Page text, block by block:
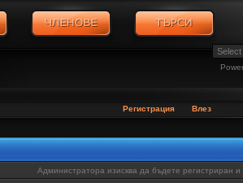
Регистрация
Влез
Администратора изисква да бъдете регистриран